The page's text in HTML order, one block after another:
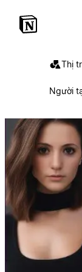
Thị
Người